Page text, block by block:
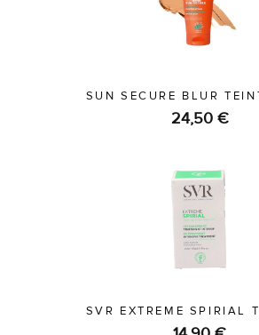
SUN SECURE BLUR
24,50 €
SVR EXTREME SPIRIAL